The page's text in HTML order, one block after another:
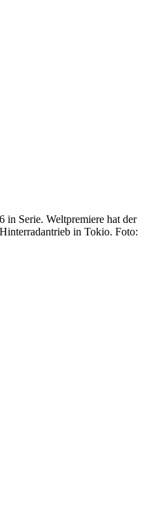
in Serie. Weltpremiere hat der
in Tokio. Foto: